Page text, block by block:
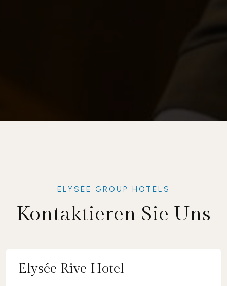
ELYSÉE GROUP HOTELS
Kontaktieren Sie Uns
Elysée Rive Hotel